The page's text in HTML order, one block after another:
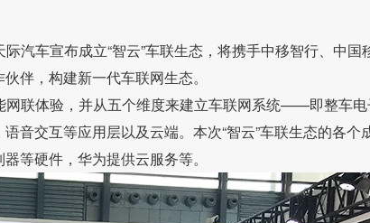
汽车宣布成立“智云”车联生态，将携手中移智行、中国
伴，构建新一代车联网生态。
网联体验，并从五个维度来建立车联网系统——即整车电
音交互等应用层以及云端。本次“智云”车联生态的各个
等硬件，华为提供云服务等。